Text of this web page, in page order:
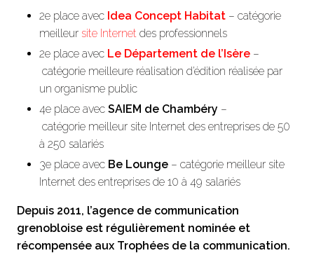
2e place avec Idea Concept Habitat – catégorie
meilleur site Internet des professionnels
2e place avec Le Département de l’Isère –
catégorie meilleure réalisation d’édition réalisée par
un organisme public
4e place avec SAIEM de Chambéry –
catégorie meilleur site Internet des entreprises de 50
à 250 salariés
3e place avec Be Lounge – catégorie meilleur site
Internet des entreprises de 10 à 49 salariés
Depuis 2011, l’agence de communication
grenobloise est régulièrement nominée et
récompensée aux Trophées de la communication.